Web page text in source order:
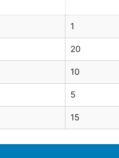
1
20
10
5
15